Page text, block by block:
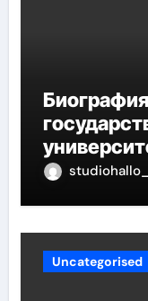
— отstudiohallo_
Uncategorised